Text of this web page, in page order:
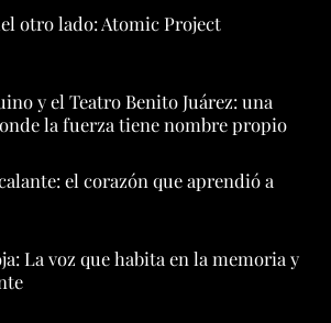
otro lado: Atomic Project
y el Teatro Benito Juárez: una
la fuerza tiene nombre propio
el corazón que aprendió a
La voz que habita en la memoria y